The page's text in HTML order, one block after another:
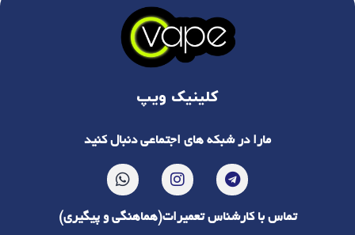
کلینیک ویپ
مارا در شبکه های اجتماعی دنبال کنید
تماس با کارشناس تعمیرات(هماهنگی و پیگیری)